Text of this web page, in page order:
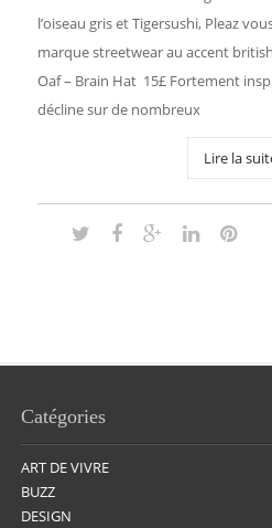
l’oiseau gris et Tigersushi, Pleaz
marque streetwear au accent
Oaf – Brain Hat 15£ Fortement
décline sur de nombreux
Lire la
Catégories
ART DE VIVRE
BUZZ
DESIGN